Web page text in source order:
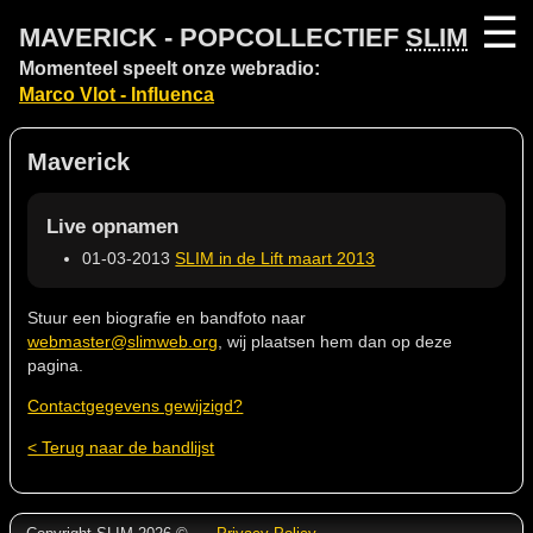
MAVERICK - POPCOLLECTIEF SLIM
Momenteel speelt onze webradio:
Marco Vlot - Influenca
☰
Maverick
Live opnamen
01-03-2013SLIM in de Lift maart 2013
Stuur een biografie en bandfoto naar
webmaster@slimweb.org , wij plaatsen hem dan op deze
pagina.
Contactgegevens gewijzigd?
< Terug naar de bandlijst